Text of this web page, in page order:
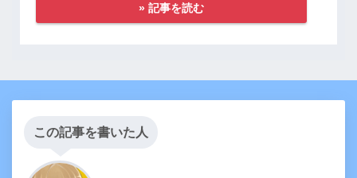
» 記事を読む
この記事を書いた人